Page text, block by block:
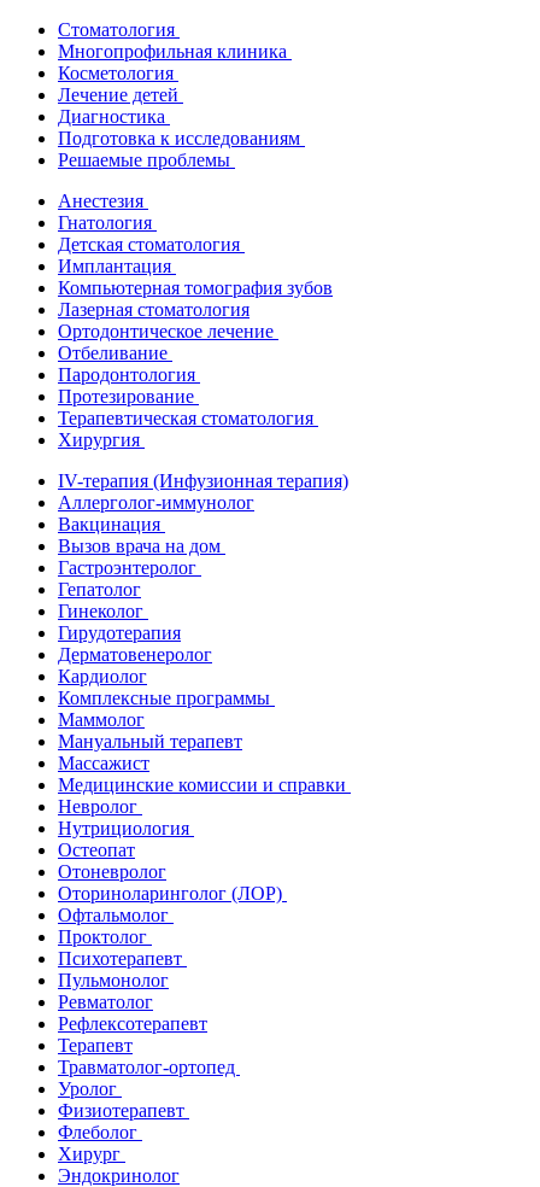
Стоматология
Многопрофильная клиника
Косметология
Лечение детей
Диагностика
Подготовка к исследованиям
Решаемые проблемы
Анестезия
Гнатология
Детская стоматология
Имплантация
Компьютерная томография зубов
Лазерная стоматология
Ортодонтическое лечение
Отбеливание
Пародонтология
Протезирование
Терапевтическая стоматология
Хирургия
IV-терапия (Инфузионная терапия)
Аллерголог-иммунолог
Вакцинация
Вызов врача на дом
Гастроэнтеролог
Гепатолог
Гинеколог
Гирудотерапия
Дерматовенеролог
Кардиолог
Комплексные программы
Маммолог
Мануальный терапевт
Массажист
Медицинские комиссии и справки
Невролог
Нутрициология
Остеопат
Отоневролог
Оториноларинголог (ЛОР)
Офтальмолог
Проктолог
Психотерапевт
Пульмонолог
Ревматолог
Рефлексотерапевт
Терапевт
Травматолог-ортопед
Уролог
Физиотерапевт
Флеболог
Хирург
Эндокринолог